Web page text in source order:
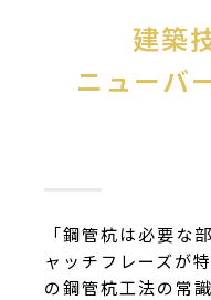
建築
ニューバ
「鋼管杭は必要な
ャッチフレーズが
の鋼管杭工法の常